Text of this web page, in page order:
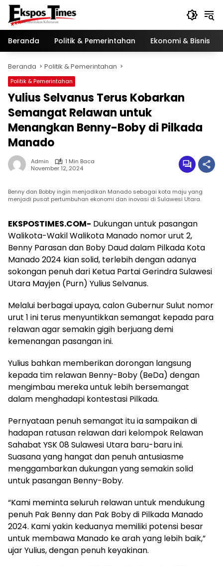
Langsung
konten
Beranda
Politik & Pemerintahan Ekonomi & Bisnis
Beranda Politik & Pemerintahan
Politik & Pemerintahan
Yulius Selvanus Terus Kobarkan
Semangat Relawan untuk
Menangkan Benny-Boby di Pilkada
Manado
Admin
1 Min Baca
November 12, 2024
Benny dan Bobby ingin menjadikan Manado sebagai kota maju yang
menjadi pusat pertumbuhan ekonomi dan inovasi di Sulawesi Utara.
EKSPOSTIMES.COM- Dukungan untuk pasangan
Walikota-Wakil Walikota Manado nomor urut 2,
Benny Parasan dan Boby Daud dalam Pilkada Kota
Manado 2024 kian solid, terlebih dengan adanya
sokongan penuh dari Ketua Partai Gerindra Sulawesi
Utara Mayjen (Purn) Yulius Selvanus.
Melalui berbagai upaya, calon Gubernur Sulut nomor
urut 1 ini terus menyuntikkan semangat kepada para
relawan agar semakin gigih berjuang demi
kemenangan pasangan ini.
Yulius bahkan memberikan dorongan langsung
kepada tim relawan Benny-Boby (BeDa) dengan
mengimbau mereka untuk lebih bersemangat
dalam menghadapi kontestasi Pilkada.
Pernyataan penuh semangat itu ia sampaikan di
hadapan ratusan relawan dari kelompok Relawan
Sahabat YSK 08 Sulawesi Utara baru-baru ini.
Suasana yang hangat dan penuh antusiasme
menggambarkan dukungan yang semakin solid
untuk pasangan Benny-Boby.
“Kami meminta seluruh relawan untuk mendukung
penuh Pak Benny dan Pak Boby di Pilkada Manado
2024. Kami yakin keduanya memiliki potensi besar
untuk membawa Manado ke arah yang lebih baik,”
ujar Yulius, dengan penuh keyakinan.